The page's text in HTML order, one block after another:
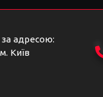
адресою:
Київ